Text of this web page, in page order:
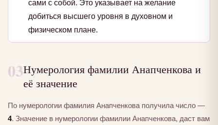
сами с собой. Это указывает на желание
добиться высшего уровня в духовном и
физическом плане.
03Нумерология фамилии Анапченкова и
её значение
По нумерологии фамилия Анапченкова получила число —
4. Значение в нумерологии фамилии Анапченкова, даст вам